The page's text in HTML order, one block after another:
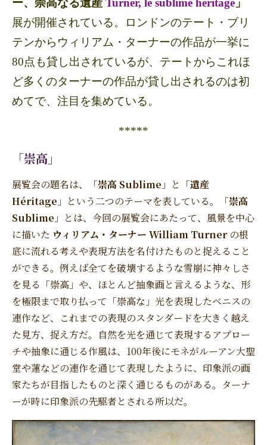
ー、崇高なる遺産 Turner, le sublime héritage 」
展が開催されている。ロンドンのテート・ブリ
テンからウィリアム・ターナーの作品が一挙に
80点も貸し出されているが、テートからこれほ
ど多くのターナーの作品が貸し出されるのは初
めてで、注目を集めている。
*****
「崇高」
展覧会の題名は、「崇高 Sublime 」と「遺産
Héritage 」という二つのテーマを表している。「崇高
Sublime 」とは、今回の展覧会にあたって、風景を中心
に描いた ウィリアム・ターナー William Turnerの根
底に流れる考えや表現方法を名付けたものと捉えること
ができる。例えば全てを破壊するような雪崩に神々しさ
を見る「崇高」や、ほとんど抽象画と言えるような、形
を極限まで取り払って「崇高な」光を表現したベニスの
連作など、これまでの表現のスタンダードを大きく越え
た見方、捉え方だ。自然を光を通じて表現するアプロー
チや抽象に通じる作風は、100年後にモネがルーアン大聖
堂や蓮などの連作を通じて表現したように、印象派の画
家たちが目指したものと深く通じるものがある。ターナ
ーが時に印象派の先駆者とされる所以だ。